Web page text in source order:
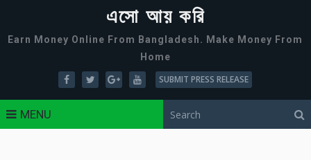
এসো আয় করি
Earn Money Online From Bangladesh. Make Money From
Home
SUBMIT PRESS RELEASE
MENU